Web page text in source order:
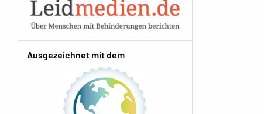
Ausgezeichnet mit dem